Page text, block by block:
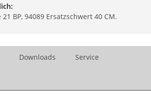
BP, 94089 Ersatzschwert 40 CM.
Downloads Service